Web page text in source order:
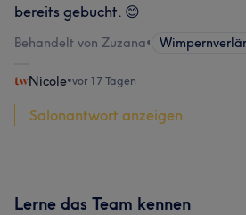
bereits gebucht. 😊
Behandelt von Zuzana•
Nicole•vor 17 Tagen
Salonantwort anzeigen
Lerne das Team kennen